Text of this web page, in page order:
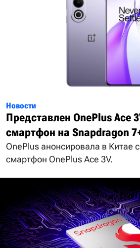
Новости
Представлен OnePlus Ace
смартфон на Snapdragon
OnePlus анонсировала в Китае
смартфон OnePlus Ace 3V.